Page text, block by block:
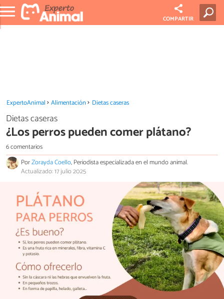
COMPARTIR
ExpertoAnimal Alimentación Dietas caseras
Dietas caseras
¿Los perros pueden comer plátano?
6 comentarios
PorZorayda Coello, Periodista especializada en el mundo animal.
Actualizado: 17 julio 2025